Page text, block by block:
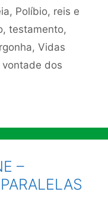
, Políbio, reis e
, testamento,
, Vidas
vontade dos
–